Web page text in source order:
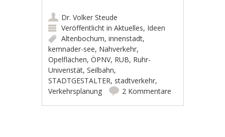
Dr. Volker Steude
Veröffentlicht inAktuelles, Ideen
Altenbochum,innenstadt,
kemnader-see, Nahverkehr,
Opelflächen,ÖPNV, RUB, Ruhr-
Univeristät,Seilbahn,
STADTGESTALTER, stadtverkehr,
Verkehrsplanung
2 Kommentare